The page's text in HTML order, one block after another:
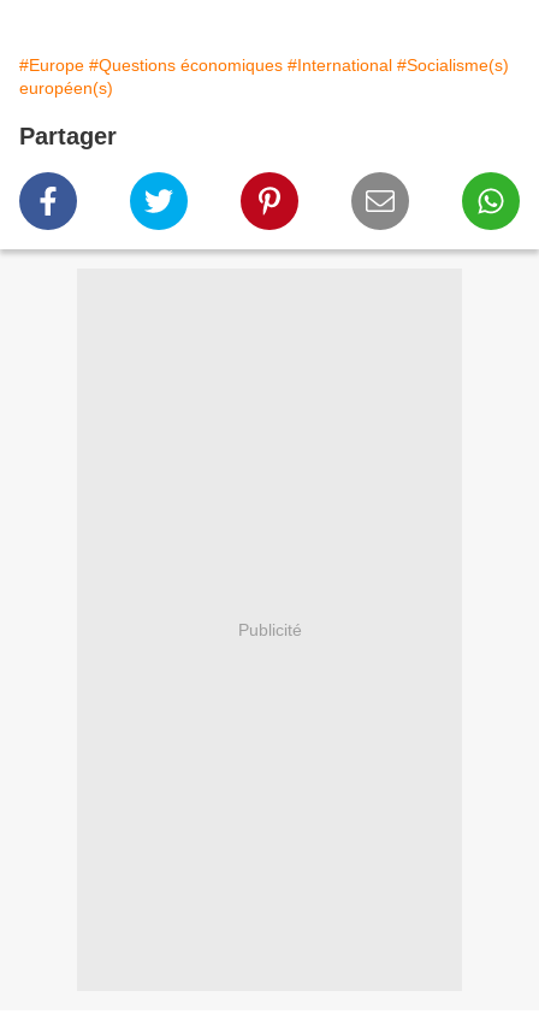
#Europe #Questions économiques #International #Socialisme(s)
européen(s)
Partager
Publicité